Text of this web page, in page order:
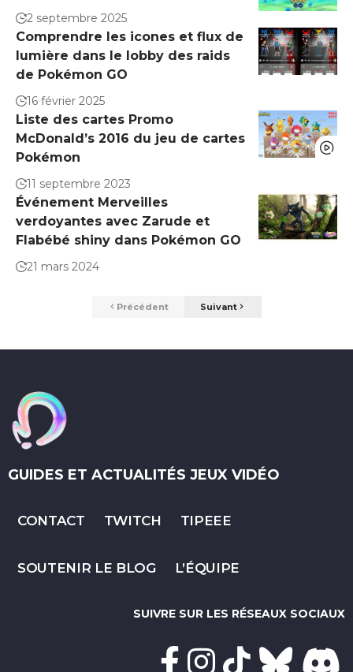
2 septembre 2025
Comprendre les icones et flux de
lumière dans le lobby des raids
de Pokémon GO
16 février 2025
Liste des cartes Promo
McDonald’s 2016 du jeu de cartes
Pokémon
11 septembre 2023
Événement Merveilles
verdoyantes avec Zarude et
Flabébé shiny dans Pokémon GO
21 mars 2024
Précédent Suivant
GUIDES ET ACTUALITÉS JEUX VIDÉO
CONTACT TWITCH TIPEEE
SOUTENIR LE BLOG L’ÉQUIPE
SUIVRE SUR LES RÉSEAUX SOCIAUX